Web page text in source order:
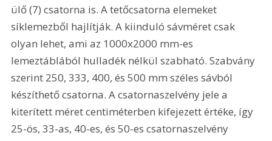
ülő (7) csatorna is. A tetőcsatorna elemeket
síklemezből hajlítják. A kiinduló sávméret csak
olyan lehet, ami az 1000x2000 mm-es
lemeztáblából hulladék nélkül szabható. Szabvány
szerint 250, 333, 400, és 500 mm széles sávból
készíthető csatorna. A csatornaszelvény jele a
kiterített méret centiméterben kifejezett értéke, így
25-ös, 33-as, 40-es, és 50-es csatornaszelvény